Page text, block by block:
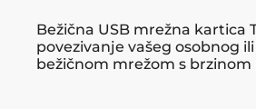
Bežična USB mrežna kartica
povezivanje vašeg osobnog
bežičnom mrežom s brzinom